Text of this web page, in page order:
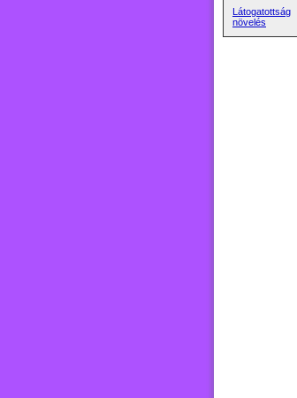
Látogatottság
növelés